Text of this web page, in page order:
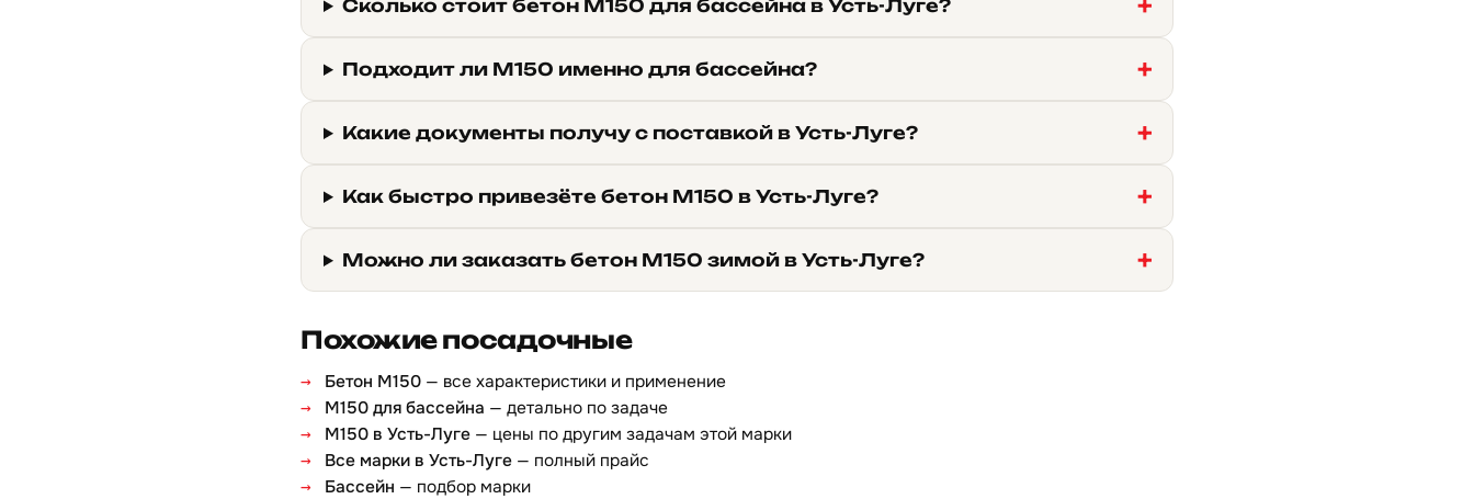
Сколько стоит бетон М150 для бассейна в Усть-Луге?
Подходит ли М150 именно для бассейна?
Какие документы получу с поставкой в Усть-Луге?
Как быстро привезёте бетон М150 в Усть-Луге?
Можно ли заказать бетон М150 зимой в Усть-Луге?
Похожие посадочные
Бетон М150 — все характеристики и применение
М150 для бассейна — детально по задаче
М150 в Усть-Луге — цены по другим задачам этой марки
Все марки в Усть-Луге — полный прайс
Бассейн — подбор марки